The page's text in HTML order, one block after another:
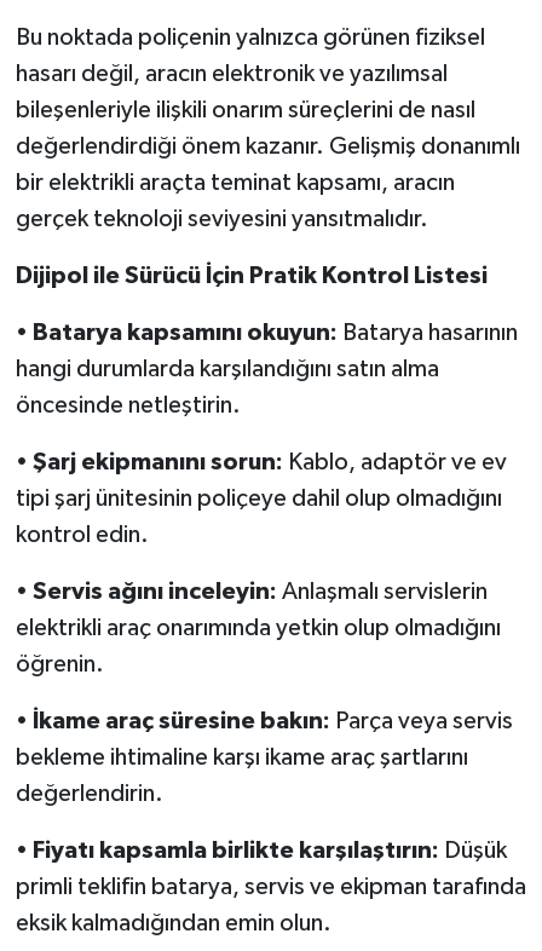
Bu noktada poliçenin yalnızca görünen fiziksel
hasarı değil, aracın elektronik ve yazılımsal
bileşenleriyle ilişkili onarım süreçlerini de nasıl
değerlendirdiği önem kazanır. Gelişmiş donanımlı
bir elektrikli araçta teminat kapsamı, aracın
gerçek teknoloji seviyesini yansıtmalıdır.
Dijipol ile Sürücü İçin Pratik Kontrol Listesi
• Batarya kapsamını okuyun: Batarya hasarının
hangi durumlarda karşılandığını satın alma
öncesinde netleştirin.
• Şarj ekipmanını sorun: Kablo, adaptör ve ev
tipi şarj ünitesinin poliçeye dahil olup olmadığını
kontrol edin.
• Servis ağını inceleyin: Anlaşmalı servislerin
elektrikli araç onarımında yetkin olup olmadığını
öğrenin.
• İkame araç süresine bakın: Parça veya servis
bekleme ihtimaline karşı ikame araç şartlarını
değerlendirin.
• Fiyatı kapsamla birlikte karşılaştırın: Düşük
primli teklifin batarya, servis ve ekipman tarafında
eksik kalmadığından emin olun.